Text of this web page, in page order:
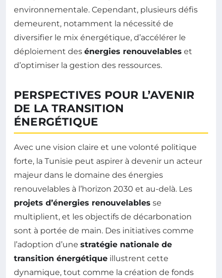
environnementale. Cependant, plusieurs défis
demeurent, notamment la nécessité de
diversifier le mix énergétique, d’accélérer le
déploiement des énergies renouvelables et
d’optimiser la gestion des ressources.
PERSPECTIVES POUR L’AVENIR
DE LA TRANSITION
ÉNERGÉTIQUE
Avec une vision claire et une volonté politique
forte, la Tunisie peut aspirer à devenir un acteur
majeur dans le domaine des énergies
renouvelables à l’horizon 2030 et au-delà. Les
projets d’énergies renouvelables se
multiplient, et les objectifs de décarbonation
sont à portée de main. Des initiatives comme
l’adoption d’une stratégie nationale de
transition énergétique illustrent cette
dynamique, tout comme la création de fonds